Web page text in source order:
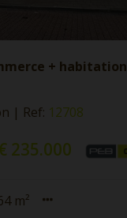
+ habitation
| Ref: 12708
235.000
m²